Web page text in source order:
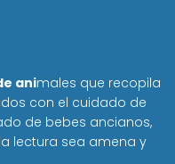
animales que recopila
con el cuidado de
de bebes ancianos,
lectura sea amena y